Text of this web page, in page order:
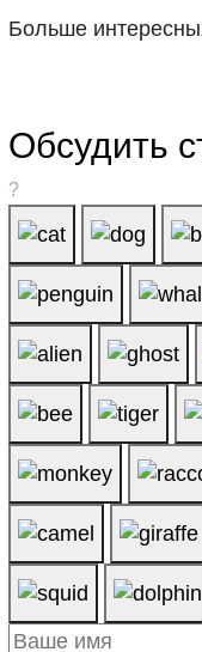
Больше
Обсудить
?